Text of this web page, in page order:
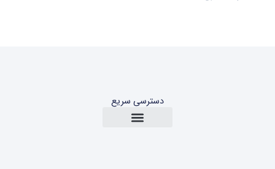
دسترسی سریع